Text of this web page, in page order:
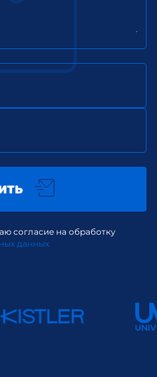
согласие на обработку
данных